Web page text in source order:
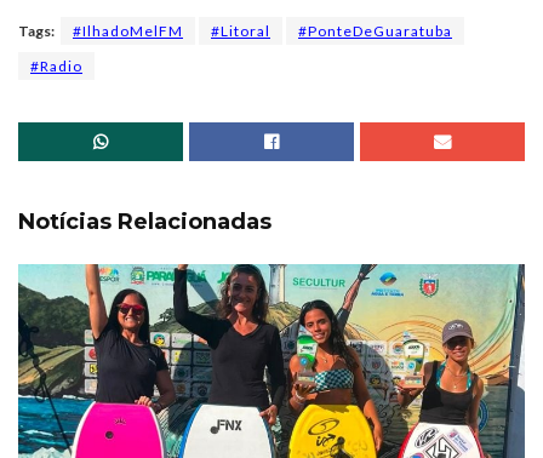
Tags: #IlhadoMelFM #Litoral
#PonteDeGuaratuba
#Radio
Notícias Relacionadas